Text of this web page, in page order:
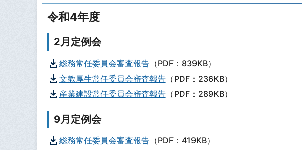
令和4年度
2月定例会
総務常任委員会審査報告（PDF：839KB）
文教厚生常任委員会審査報告（PDF：236KB）
産業建設常任委員会審査報告（PDF：289KB）
9月定例会
総務常任委員会審査報告（PDF：419KB）